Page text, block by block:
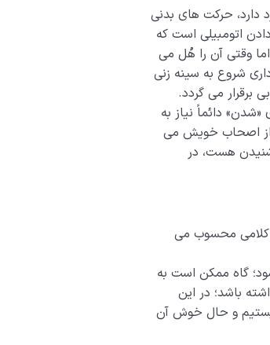
دارد، حرکت های بدنی
اتومبیلی است که
وقتی آن را هُل می
شروع به سینه زنی
برقرار می گردد.
دائماً نیاز به
از اصحاب خویش می
شنیدن هست، در
کلامی محسوب می
گاه ممکن است به
باشد؛ در این
و حال خوش آن